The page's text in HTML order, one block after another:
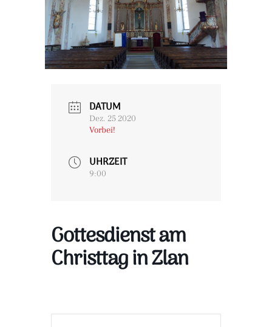
DATUM
Dez. 25 2020
Vorbei!
UHRZEIT
9:00
Gottesdienst am
Christtag in Zlan